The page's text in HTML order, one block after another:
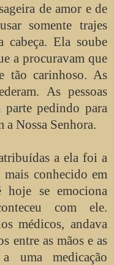
de amor e de
somente trajes
Ela soube
a procuravam que
tão carinhoso. As
As pessoas
parte pedindo para
a Nossa Senhora.
a ela foi a
conhecido em
se emociona
com ele.
médicos, andava
entre as mãos e as
uma medicação